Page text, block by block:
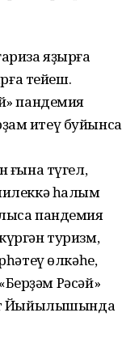
яҙырға
тейеш.
пандемия
итеү буйынса
ғына түгел,
һалым
пандемия
туризм,
өлкәһе,
Рәсәй»
Йыйылышында